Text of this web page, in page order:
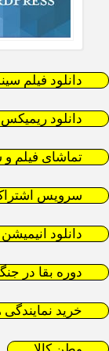
دانلود فیلم
دانلود ریمیکس
تماشای فیلم و
سرویس اشتراک
دانلود انیمیشن
دوره بقا در
خرید